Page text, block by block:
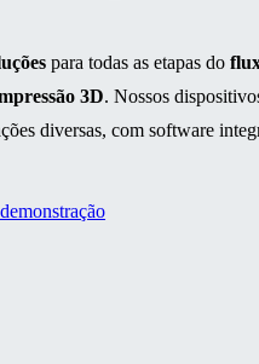
para todas as etapas do
3D. Nossos
diversas, com software